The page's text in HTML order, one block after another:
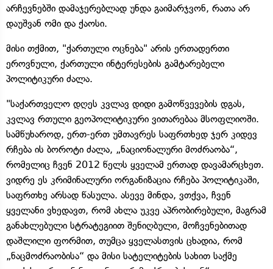
არჩევნებში დამაჯერებლად უნდა გაიმარჯვონ, რათა არ
დაუშვან ომი და ქაოსი.
მისი თქმით, "ქართული ოცნება" არის ერთადერთი
ეროვნული, ქართული ინტერესების გამტარებელი
პოლიტიკური ძალა.
"საქართველო დღეს კვლავ დიდი გამოწვევების დგას,
კვლავ რთული გეოპოლიტიკური ვითარებაა მსოფლიოში.
სამწუხაროდ, ერთ-ერთ უმთავრეს საფრთხედ ჯერ კიდევ
რჩება ის ბოროტი ძალა, „ნაციონალური მოძრაობა“,
რომელიც ჩვენ 2012 წელს ყველამ ერთად დავამარცხეთ.
ვიდრე ეს კრიმინალური ორგანიზაცია რჩება პოლიტიკაში,
საფრთხე არსად წასულა. ასევე მინდა, ვთქვა, ჩვენ
ყველანი ვხედავთ, რომ ახლა უკვე აპრობირებული, მაგრამ
განახლებული სტრატეგიით შენიღბული, მოჩვენებითად
დაშლილი ფორმით, თუმცა ყველასთვის ცხადია, რომ
„ნაცმოძრაობისა“ და მისი სატელიტების სახით საქმე